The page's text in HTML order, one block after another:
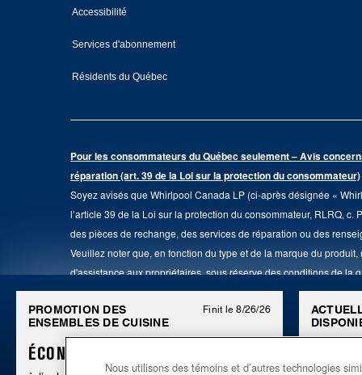
Accessibilité
Services d'abonnement
Résidents du Québec
Pour les consommateurs du Québec seulement – Avis
réparation (art. 39 de la Loi sur la protection du consommateur)
Soyez avisés que Whirlpool Canada LP (ci-après désignée «
l’article 39 de la Loi sur la protection du consommateur, RLRQ,
des pièces de rechange, des services de réparation ou des
Veuillez noter que, en fonction du type et de la marque du
d'assistance aux propriétaires, sous réserve des conditions de la
assistance » ou appeler le 1-800-807-6777. Pour InSinkErator,
Ce marchand en ligne est situé au 200-6750, avenue Century,
PROMOTION DES
ENSEMBLES DE CUISINE
Finit le 8/26/26
ÉCONOMISEZ JUSQU’À 300 $*
Nous utilisons des témoins et d’autres technologies